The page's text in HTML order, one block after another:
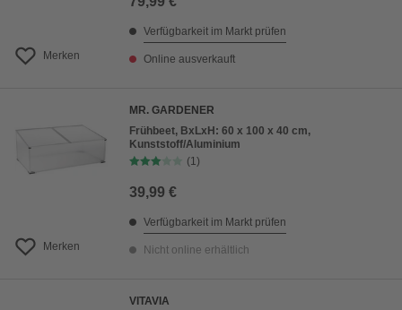
Merken
Verfügbarkeit im Markt prüfen
Online ausverkauft
Merken
MR. GARDENER
Frühbeet, BxLxH: 60 x 100 x 40 cm,
Kunststoff/Aluminium
(1)
39,99 €
Verfügbarkeit im Markt prüfen
Nicht online erhältlich
VITAVIA